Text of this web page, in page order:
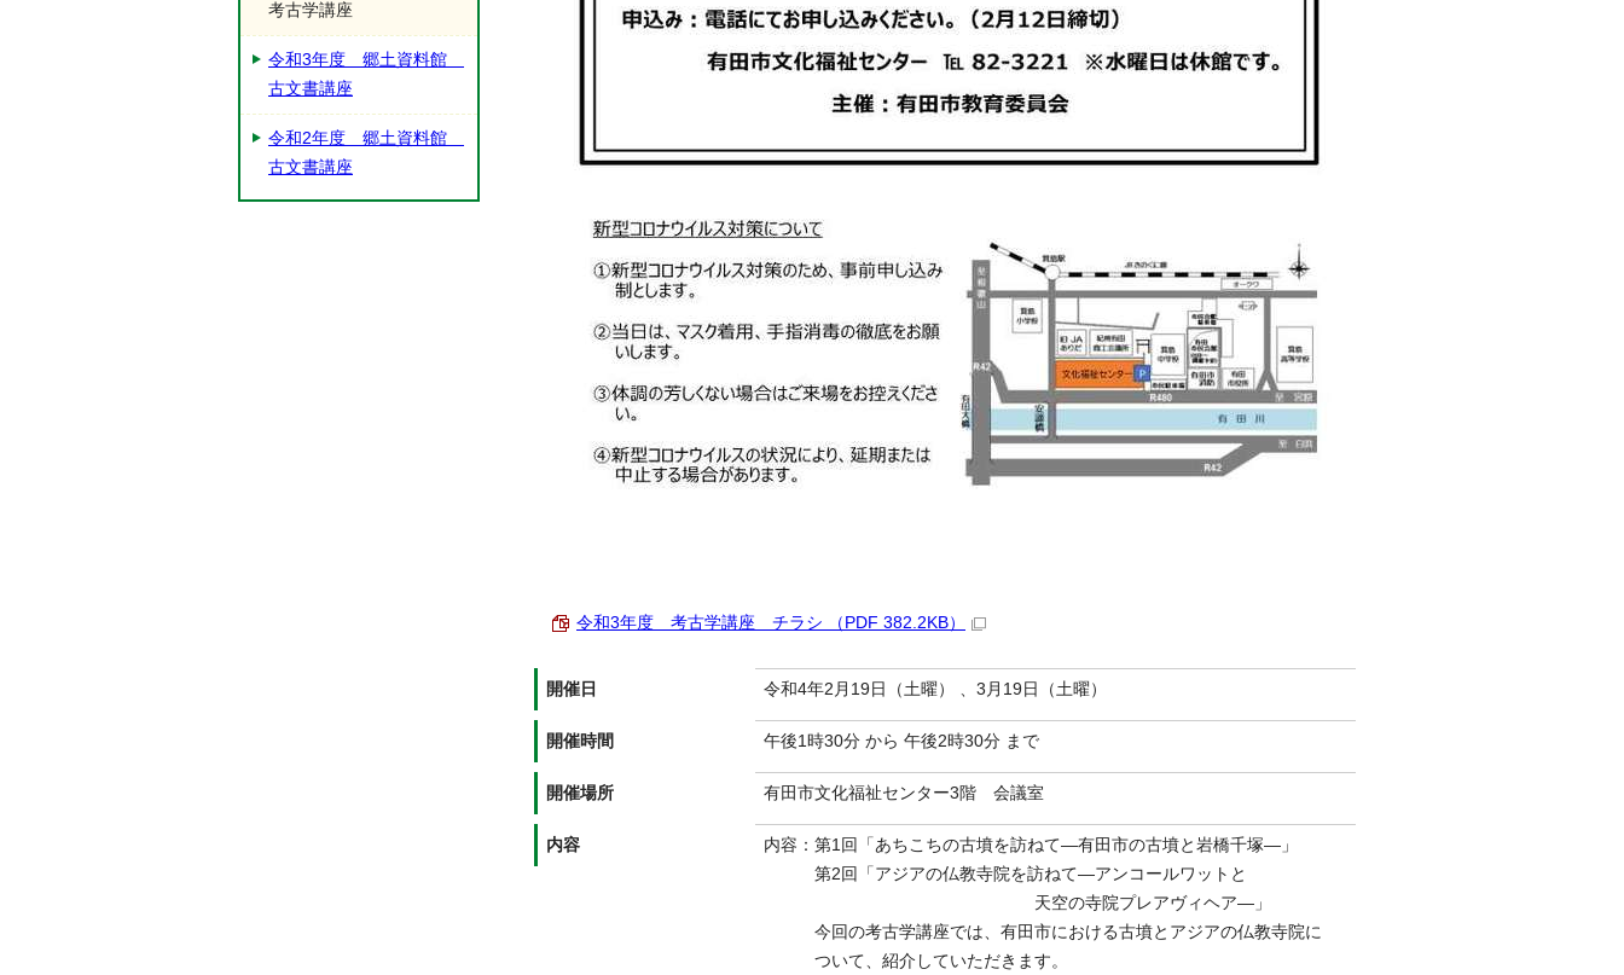
令和3年度 考古学講座 チラシ （PDF 382.2KB）
開催日 令和4年2月19日（土曜） 、3月19日（土曜）
開催時間 午後1時30分 から 午後2時30分 まで
開催場所 有田市文化福祉センター3階 会議室
内容
内容：第1回「あちこちの古墳を訪ねて―有田市の古墳と岩橋千塚―」
第2回「アジアの仏教寺院を訪ねて―アンコールワットと
天空の寺院プレアヴィヘア―」
今回の考古学講座では、有田市における古墳とアジアの仏教寺院に
ついて、紹介していただきます。
考古学講座
令和3年度 郷土資料館
古文書講座
令和2年度 郷土資料館
古文書講座